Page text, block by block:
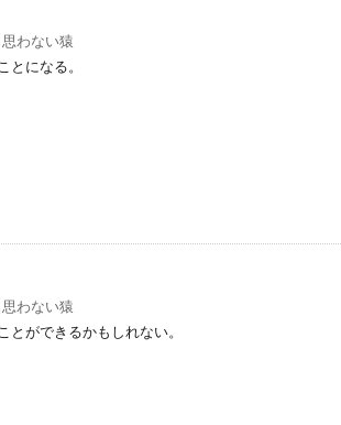
わない猿
とになる。
わない猿
とができるかもしれない。